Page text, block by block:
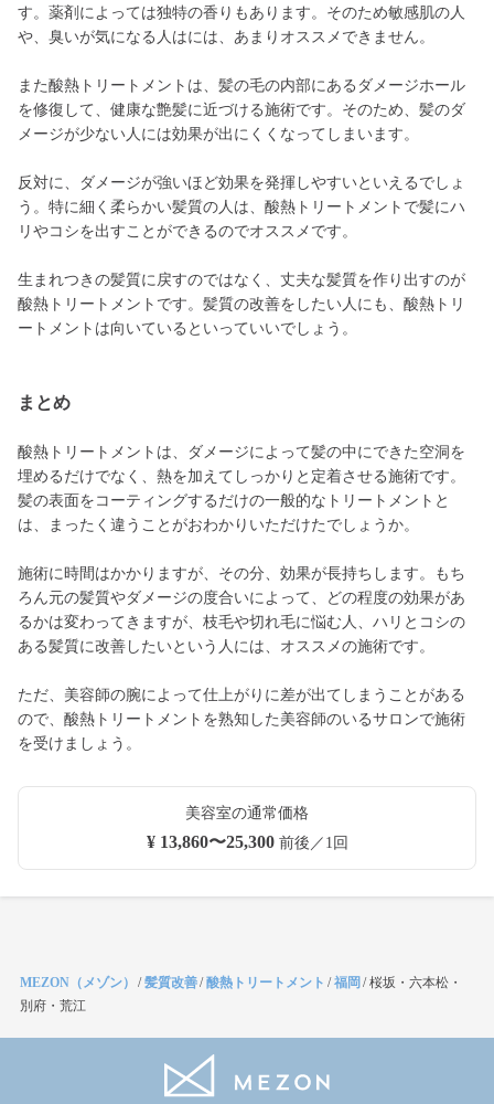
す。薬剤によっては独特の香りもあります。そのため敏感肌の人
や、臭いが気になる人はには、あまりオススメできません。
また酸熱トリートメントは、髪の毛の内部にあるダメージホール
を修復して、健康な艶髪に近づける施術です。そのため、髪のダ
メージが少ない人には効果が出にくくなってしまいます。
反対に、ダメージが強いほど効果を発揮しやすいといえるでしょ
う。特に細く柔らかい髪質の人は、酸熱トリートメントで髪にハ
リやコシを出すことができるのでオススメです。
生まれつきの髪質に戻すのではなく、丈夫な髪質を作り出すのが
酸熱トリートメントです。髪質の改善をしたい人にも、酸熱トリ
ートメントは向いているといっていいでしょう。
まとめ
酸熱トリートメントは、ダメージによって髪の中にできた空洞を
埋めるだけでなく、熱を加えてしっかりと定着させる施術です。
髪の表面をコーティングするだけの一般的なトリートメントと
は、まったく違うことがおわかりいただけたでしょうか。
施術に時間はかかりますが、その分、効果が長持ちします。もち
ろん元の髪質やダメージの度合いによって、どの程度の効果があ
るかは変わってきますが、枝毛や切れ毛に悩む人、ハリとコシの
ある髪質に改善したいという人には、オススメの施術です。
ただ、美容師の腕によって仕上がりに差が出てしまうことがある
ので、酸熱トリートメントを熟知した美容師のいるサロンで施術
を受けましょう。
美容室の通常価格
¥ 13,860〜25,300前後／1回
MEZON（メゾン） /髪質改善/酸熱トリートメント /福岡 /桜坂・六本松・
別府・荒江